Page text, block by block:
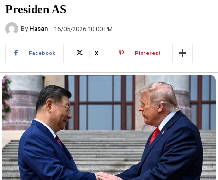
Presiden AS
By Hasan 16/05/2026 10:00 PM
Facebook X Pinterest